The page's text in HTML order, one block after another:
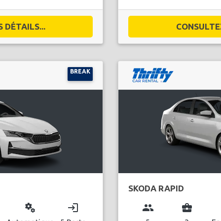
DÉTAILS...
BREAK
miscellaneous_services login
SKODA RAPID
group business_center